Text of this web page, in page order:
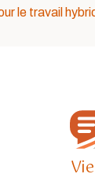
le travail